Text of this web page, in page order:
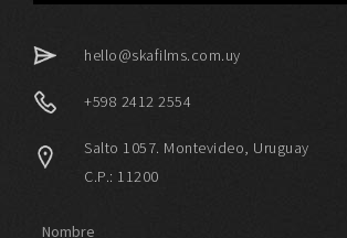
hello@skafilms.com.uy
+598 2412 2554
Salto 1057. Montevideo, Uruguay
C.P.: 11200